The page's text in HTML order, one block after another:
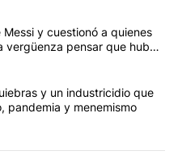
más comentarios en los
"Milei despidió a Jorge
y cuestionó a quienes
vergüenza pensar que hubo
"Récord histórico de
y un industricidio que
pandemia y menemismo